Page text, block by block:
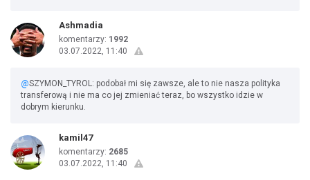
Ashmadia
komentarzy: 1992
03.07.2022, 11:40
@SZYMON_TYROL: podobał mi się zawsze, ale to nie nasza polityka
transferową i nie ma co jej zmieniać teraz, bo wszystko idzie w
dobrym kierunku.
kamil47
komentarzy: 2685
03.07.2022, 11:40